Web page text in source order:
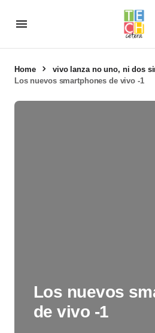
Home
vivo lanza no uno, ni dos
Los nuevos smartphones de vivo -1
Los nuevos
de vivo -1